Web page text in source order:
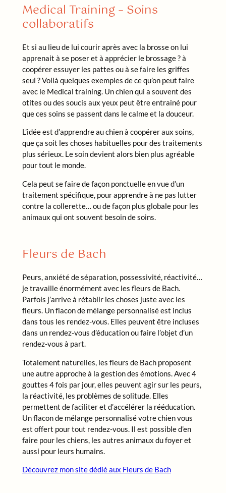
Medical Training – Soins
collaboratifs
Et si au lieu de lui courir après avec la brosse on lui
apprenait à se poser et à apprécier le brossage ? à
coopérer essuyer les pattes ou à se faire les griffes
seul ? Voilà quelques exemples de ce qu’on peut faire
avec le Medical training. Un chien qui a souvent des
otites ou des soucis aux yeux peut être entrainé pour
que ces soins se passent dans le calme et la douceur.
L’idée est d’apprendre au chien à coopérer aux soins,
que ça soit les choses habituelles pour des traitements
plus sérieux. Le soin devient alors bien plus agréable
pour tout le monde.
Cela peut se faire de façon ponctuelle en vue d’un
traitement spécifique, pour apprendre à ne pas lutter
contre la collerette… ou de façon plus globale pour les
animaux qui ont souvent besoin de soins.
Fleurs de Bach
Peurs, anxiété de séparation, possessivité, réactivité…
je travaille énormément avec les fleurs de Bach.
Parfois j’arrive à rétablir les choses juste avec les
fleurs. Un flacon de mélange personnalisé est inclus
dans tous les rendez-vous. Elles peuvent être incluses
dans un rendez-vous d’éducation ou faire l’objet d’un
rendez-vous à part.
Totalement naturelles, les fleurs de Bach proposent
une autre approche à la gestion des émotions. Avec 4
gouttes 4 fois par jour, elles peuvent agir sur les peurs,
la réactivité, les problèmes de solitude. Elles
permettent de faciliter et d’accélérer la rééducation.
Un flacon de mélange personnalisé votre chien vous
est offert pour tout rendez-vous. Il est possible d’en
faire pour les chiens, les autres animaux du foyer et
aussi pour leurs humains.
Découvrez mon site dédié aux Fleurs de Bach